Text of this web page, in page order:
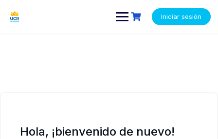
contenido
Iniciar sesión
Hola, ¡bienvenido de nuevo!